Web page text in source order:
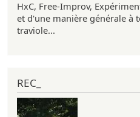
HxC, Free-Improv,
et d'une manière générale à
traviole...
REC_